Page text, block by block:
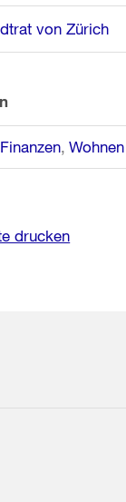
von Zürich
Finanzen Wohnen
drucken